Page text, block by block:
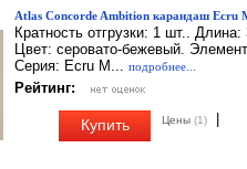
Atlas Concorde Ambition карандаш Ecru
Кратность отгрузки: 1 шт..
Цвет: серовато-бежевый.
Серия: Ecru M... подробнее...
Рейтинг:
Купить Цены (1)